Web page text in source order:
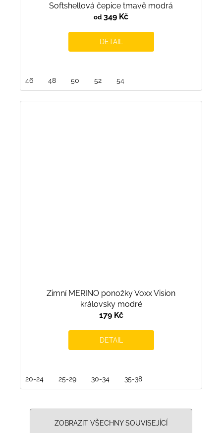
Softshellová čepice tmavě modrá
od 349 Kč
DETAIL
46 48 50 52 54
Zimní MERINO ponožky Voxx Vision
královsky modré
179 Kč
DETAIL
20-24 25-29 30-34 35-38
ZOBRAZIT VŠECHNY SOUVISEJÍCÍ